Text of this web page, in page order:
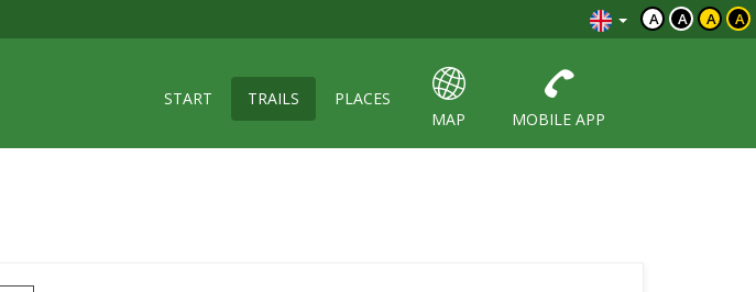
A A A A
START TRAILS
PLACES
MAP
MOBILE APP